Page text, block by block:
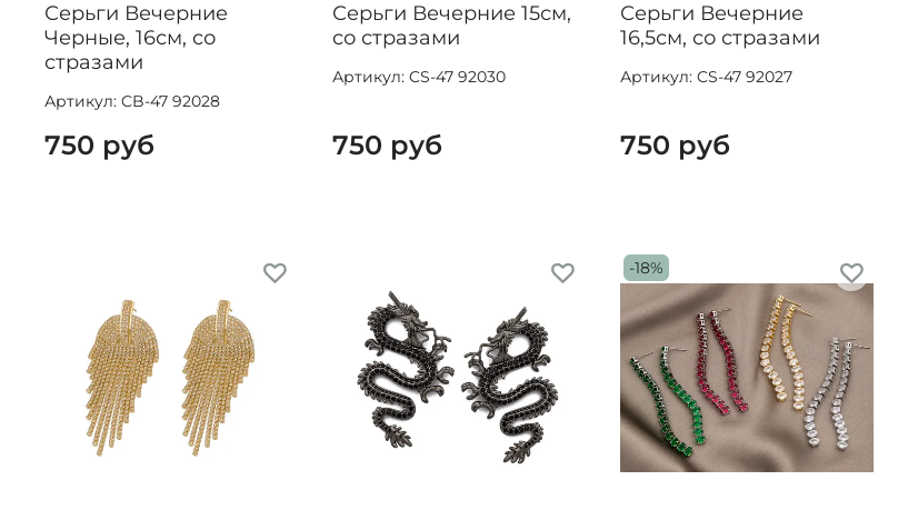
Серьги Вечерние
Черные, 16см, со
стразами
Артикул: CB-47 92028
750 руб
Серьги Вечерние 15см,
со стразами
Артикул: CS-47 92030
750 руб
Серьги Вечерние
16,5см, со стразами
Артикул: CS-47 92027
750 руб
-18%